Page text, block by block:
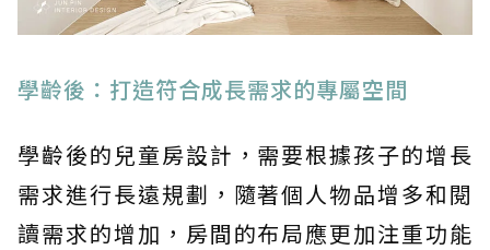
學齡後：打造符合成長需求的專屬空間
學齡後的兒童房設計，需要根據孩子的增長
需求進行長遠規劃，隨著個人物品增多和閱
讀需求的增加，房間的布局應更加注重功能